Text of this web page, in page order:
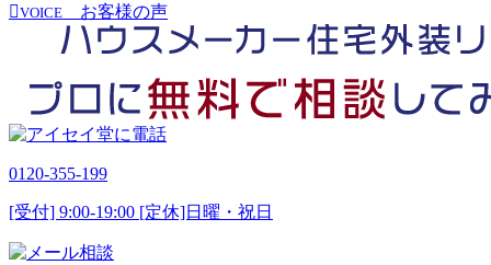
VOICE お客様の声
0120-355-199
[受付] 9:00-19:00 [定休]日曜・祝日